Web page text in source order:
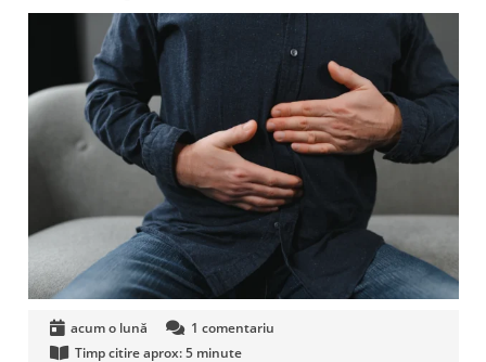
acum o lună 1 comentariu
Timp citire aprox: 5 minute